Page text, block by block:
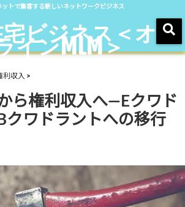
ットで集客する新しいネットワークビジネス
ビジネス＜オ
インMLM＞
利収入
ら権利収入へ―Eクワド
クワドラントへの移行